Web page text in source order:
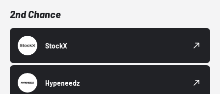
2nd Chance
StockX
Hypeneedz